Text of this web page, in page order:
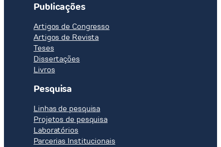
Publicações
Artigos de Congresso
Artigos de Revista
Teses
Dissertações
Livros
Pesquisa
Linhas de pesquisa
Projetos de pesquisa
Laboratórios
Parcerias Institucionais